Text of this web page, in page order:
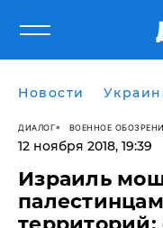
Новости
ДИАЛОГ ВОЕННОЕ
12 ноября 2018, 19:39
Израиль